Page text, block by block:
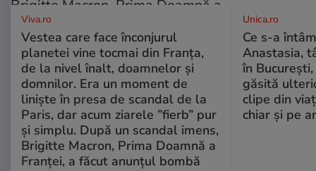
Viva.ro
Vestea care face înconjurul
planetei vine tocmai din Franța,
de la nivel înalt, doamnelor și
domnilor. Era un moment de
liniște în presa de scandal de la
Paris, dar acum ziarele ”fierb” pur
și simplu. După un scandal imens,
Brigitte Macron, Prima Doamnă a
Franței, a făcut anunțul bombă
Unica.ro
Ce s-a
Anastasia,
în
găsită
clipe din
chiar și pe